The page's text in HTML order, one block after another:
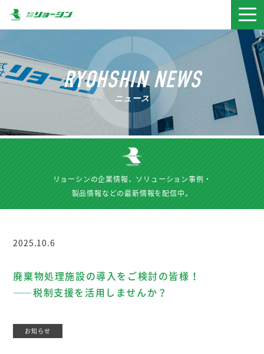
RYOHSHIN NEWS
ニュース
リョーシンの企業情報、ソリューション事例・
製品情報などの最新情報を配信中。
2025.10.6
廃棄物処理施設の導入をご検討の皆様！
――税制支援を活用しませんか？
お知らせ